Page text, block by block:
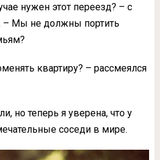
нужен этот переезд? – с
– Мы не должны портить
квартиру? – рассмеялся
но теперь я уверена, что у
соседи в мире.